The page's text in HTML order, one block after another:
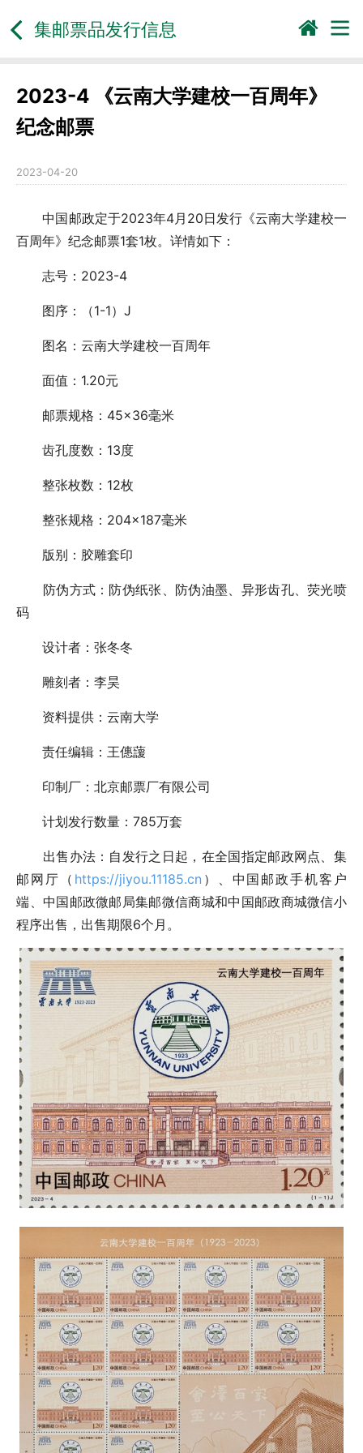
集邮票品发行信息
2023-4 《云南大学建校一百周年》
纪念邮票
2023-04-20
中国邮政定于2023年4月20日发行《云南大学建校一
百周年》纪念邮票1套1枚。详情如下：
志号：2023-4
图序：（1-1）J
图名：云南大学建校一百周年
面值：1.20元
邮票规格：45×36毫米
齿孔度数：13度
整张枚数：12枚
整张规格：204×187毫米
版别：胶雕套印
防伪方式：防伪纸张、防伪油墨、异形齿孔、荧光喷
码
设计者：张冬冬
雕刻者：李昊
资料提供：云南大学
责任编辑：王僡蘐
印制厂：北京邮票厂有限公司
计划发行数量：785万套
出售办法：自发行之日起，在全国指定邮政网点、集
邮网厅（ https://jiyou.11185.cn ）、中国邮政手机客户
端、中国邮政微邮局集邮微信商城和中国邮政商城微信小
程序出售，出售期限6个月。